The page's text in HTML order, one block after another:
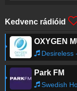
00:39 Deep
00:34
(Original
Kedvenc rádióid
OXYGEN
Desireless
Park FM
Swedish House